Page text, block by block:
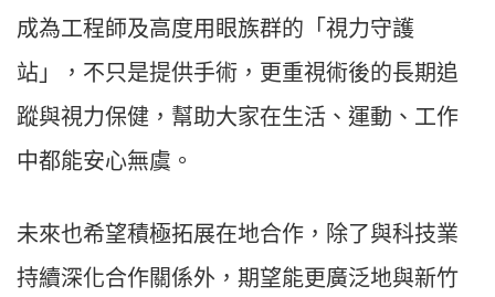
成為工程師及高度用眼族群的「視力守護
站」，不只是提供手術，更重視術後的長期追
蹤與視力保健，幫助大家在生活、運動、工作
中都能安心無虞。
未來也希望積極拓展在地合作，除了與科技業
持續深化合作關係外，期望能更廣泛地與新竹